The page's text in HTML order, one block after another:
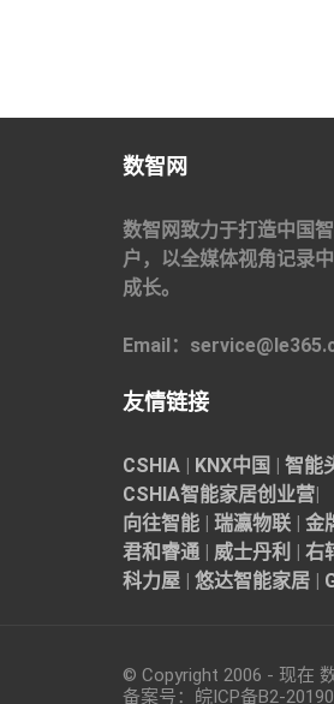
数智网
数智网致力于打造中国
户，以全媒体视角记录
成长。
Email：
友情链接
CSHIA | KNX中国 | 智能
CSHIA智能家居创业营|
向往智能 | 瑞瀛物联 | 金
君和睿通 | 威士丹利 | 右
科力屋 | 悠达智能家居 |
© Copyright 2006 - 现在
备案号： 皖ICP备B2-